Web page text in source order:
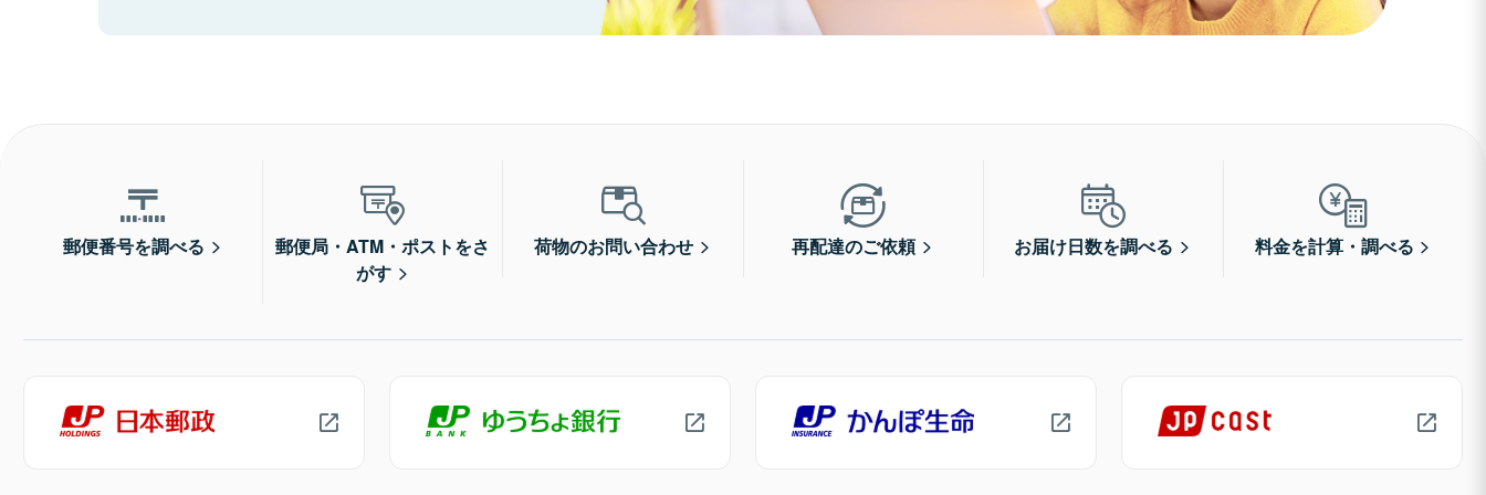
郵便番号を調べる
郵便局・ATM・ポストをさ
がす
荷物のお問い合わせ 再配達のご依頼 お届け日数を調べる 料金を計算・調べる